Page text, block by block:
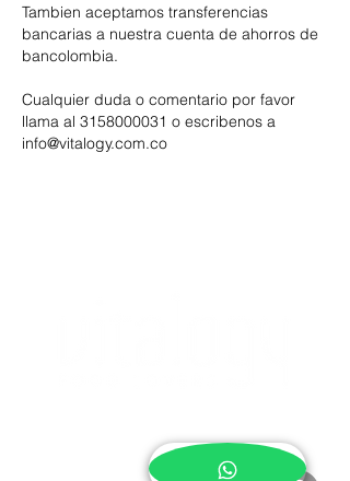
Tambien aceptamos transferencias
bancarias a nuestra cuenta de ahorros de
bancolombia.
Cualquier duda o comentario por favor
llama al 3158000031 o escribenos a
info@vitalogy.com.co